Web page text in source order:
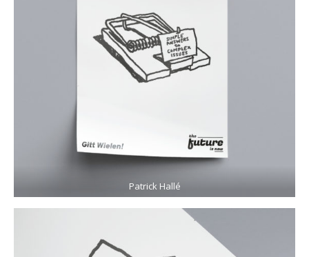
Patrick Hallé